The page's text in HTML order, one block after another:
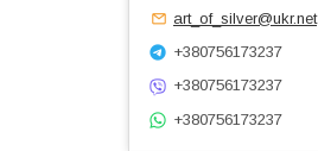
art_of_silver@ukr.net
+380756173237
+380756173237
+380756173237